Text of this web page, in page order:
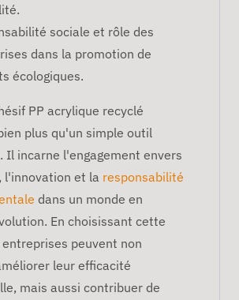
sociale et rôle des
dans la promotion de
écologiques.
PP acrylique recyclé
plus qu'un simple outil
Il incarne l'engagement envers
l'innovation et la responsabilité
dans un monde en
En choisissant cette
peuvent non
leur efficacité
mais aussi contribuer de